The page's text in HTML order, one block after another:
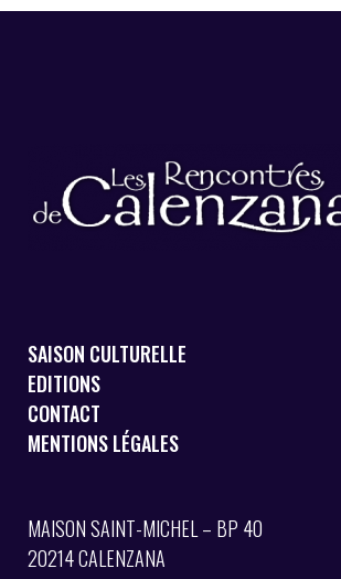
SAISON CULTURELLE
EDITIONS
CONTACT
MENTIONS LÉGALES
MAISON SAINT-MICHEL – BP 40
20214 CALENZANA